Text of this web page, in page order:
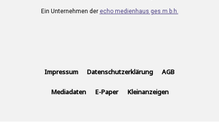
Ein Unternehmen der echo medienhaus ges.m.b.h.
Impressum Datenschutzerklärung AGB
Mediadaten E-Paper Kleinanzeigen